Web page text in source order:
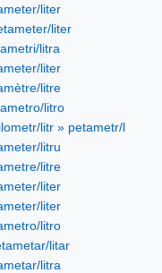
liter
liter
litra
liter
litre
litro
litr » petametr/l
litru
litre
liter
liter
litro
litar
litra